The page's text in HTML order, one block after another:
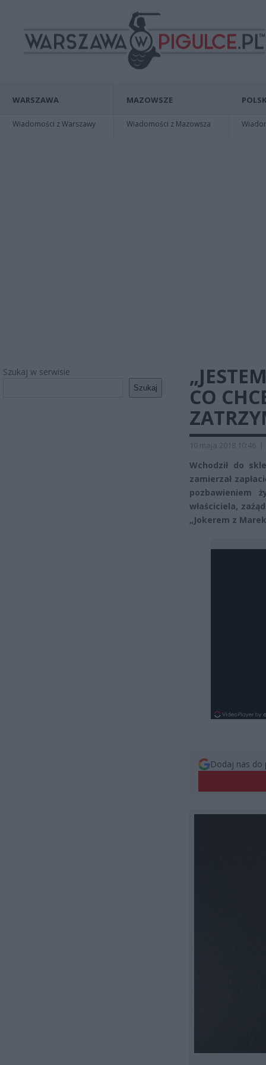
WARSZAWA
Wiadomości z Warszawy
MAZOWSZE
Wiadomości z Mazowsza
Szukaj w serwisie
Szukaj
CO
10 maja 2018 10:46 |
Wchodził do
zamierzał
pozbawieniem
właściciela,
„Jokerem z
Dodaj nas do